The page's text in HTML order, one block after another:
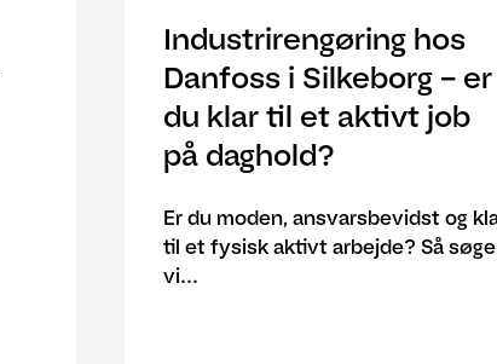
Industrirengøring hos
Danfoss i Silkeborg – er
du klar til et aktivt job
på daghold?
Er du moden, ansvarsbevidst og
til et fysisk aktivt arbejde? Så
vi...